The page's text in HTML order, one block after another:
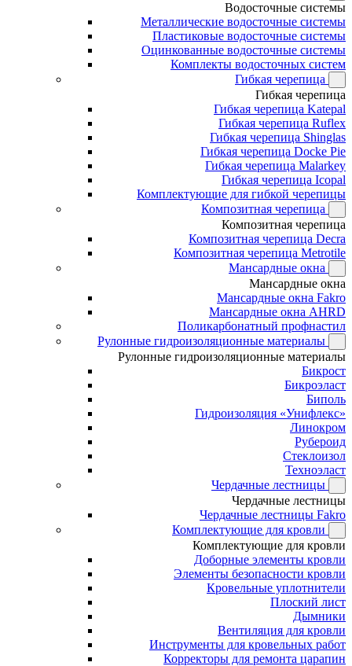
Водосточные системы
Металлические водосточные системы
Пластиковые водосточные системы
Оцинкованные водосточные системы
Комплекты водосточных систем
Гибкая черепица
Гибкая черепица
Гибкая черепица Katepal
Гибкая черепица Ruflex
Гибкая черепица Shinglas
Гибкая черепица Docke Pie
Гибкая черепица Malarkey
Гибкая черепица Icopal
Комплектующие для гибкой черепицы
Композитная черепица
Композитная черепица
Композитная черепица Decra
Композитная черепица Metrotile
Мансардные окна
Мансардные окна
Мансардные окна Fakro
Мансардные окна AHRD
Поликарбонатный профнастил
Рулонные гидроизоляционные материалы
Рулонные гидроизоляционные материалы
Бикрост
Бикроэласт
Биполь
Гидроизоляция «Унифлекс»
Линокром
Рубероид
Стеклоизол
Техноэласт
Чердачные лестницы
Чердачные лестницы
Чердачные лестницы Fakro
Комплектующие для кровли
Комплектующие для кровли
Доборные элементы кровли
Элементы безопасности кровли
Кровельные уплотнители
Плоский лист
Дымники
Вентиляция для кровли
Инструменты для кровельных работ
Корректоры для ремонта царапин